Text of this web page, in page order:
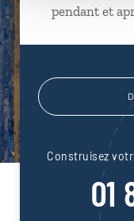
pendant et
Construisez
01